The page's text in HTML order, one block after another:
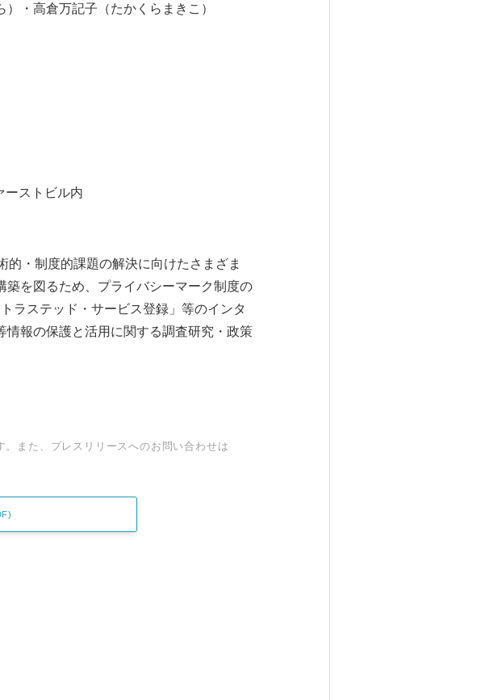
・高倉万記子（たかくらまきこ）
ーストビル内
・制度的課題の解決に向けたさまざま
を図るため、プライバシーマーク制度の
ラステッド・サービス登録」等のインタ
報の保護と活用に関する調査研究・政策
また、プレスリリースへのお問い合わせは